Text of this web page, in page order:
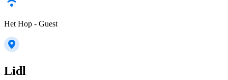
Het Hop - Guest
Lidl